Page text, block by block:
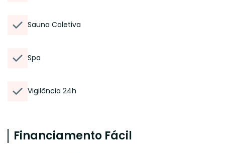
Sauna Coletiva
Spa
Vigilância 24h
Financiamento Fácil